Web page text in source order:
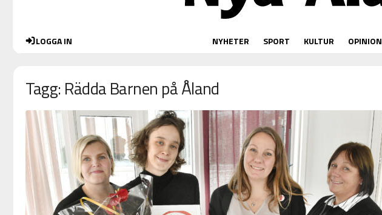
LOGGA IN NYHETER SPORT KULTUR OPINION
Tagg: Rädda Barnen på Åland